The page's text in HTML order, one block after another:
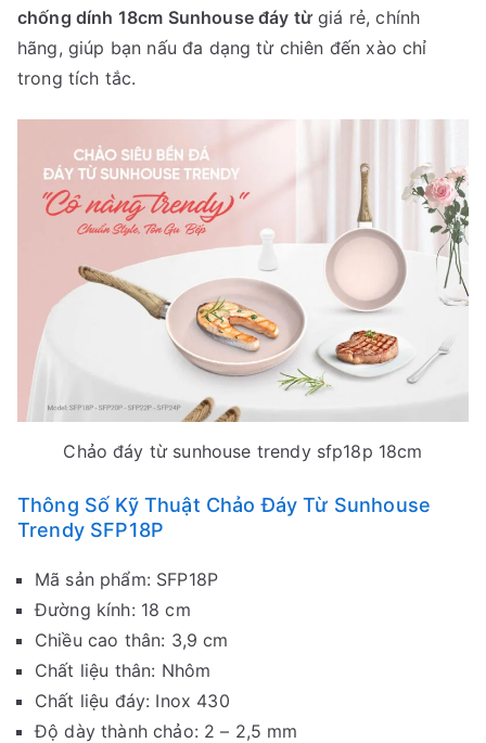
chống dính 18cm Sunhouse đáy từgiá rẻ, chính
hãng, giúp bạn nấu đa dạng từ chiên đến xào chỉ
trong tích tắc.
Chảo đáy từ sunhouse trendy sfp18p 18cm
Thông Số Kỹ Thuật Chảo Đáy Từ Sunhouse
Trendy SFP18P
Mã sản phẩm: SFP18P
Đường kính: 18 cm
Chiều cao thân: 3,9 cm
Chất liệu thân: Nhôm
Chất liệu đáy: Inox 430
Độ dày thành chảo: 2 – 2,5 mm